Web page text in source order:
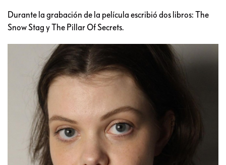
Durante la grabación de la película escribió dos libros: The
Snow Stag y The Pillar Of Secrets.